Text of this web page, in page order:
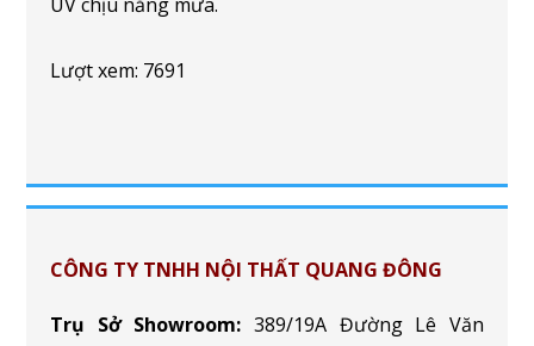
UV chịu nắng mưa.
Lượt xem: 7691
CÔNG TY TNHH NỘI THẤT QUANG ĐÔNG
Trụ Sở Showroom: 389/19A Đường Lê Văn